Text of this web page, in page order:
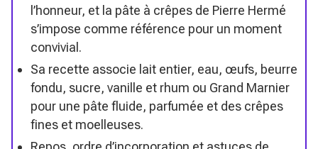
l’honneur, et la pâte à crêpes de Pierre Hermé
s’impose comme référence pour un moment
convivial.
Sa recette associe lait entier, eau, œufs, beurre
fondu, sucre, vanille et rhum ou Grand Marnier
pour une pâte fluide, parfumée et des crêpes
fines et moelleuses.